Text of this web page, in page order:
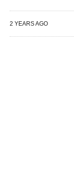
2 YEARS AGO